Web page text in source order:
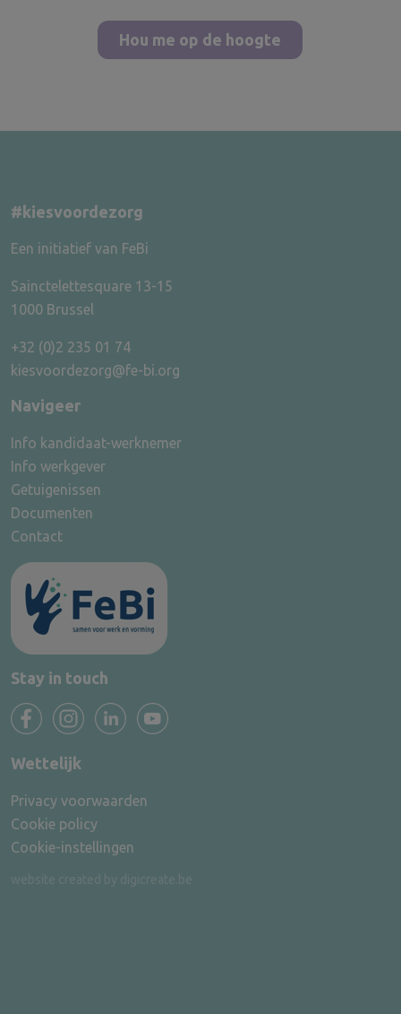
Hou me op de hoogte
#kiesvoordezorg
Een initiatief van FeBi
Sainctelettesquare 13-15
1000 Brussel
+32 (0)2 235 01 74
kiesvoordezorg@fe-bi.org
Navigeer
Info kandidaat-werknemer
Info werkgever
Getuigenissen
Documenten
Contact
Stay in touch
Wettelijk
Privacy voorwaarden
Cookie policy
Cookie-instellingen
website created by digicreate.be